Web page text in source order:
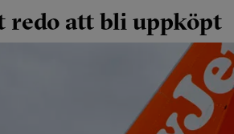
redo att bli uppköpt